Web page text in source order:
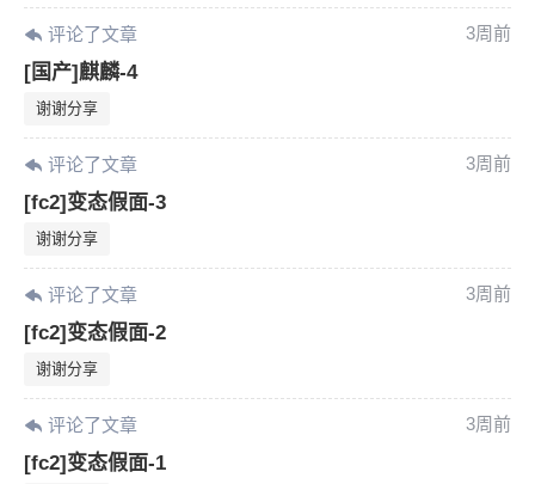
评论了文章 3周前
[国产]麒麟-4
谢谢分享
评论了文章 3周前
[fc2]变态假面-3
谢谢分享
评论了文章 3周前
[fc2]变态假面-2
谢谢分享
评论了文章 3周前
[fc2]变态假面-1